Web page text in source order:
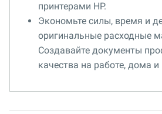
принтерами HP.
Экономьте силы, время и
оригинальные расходные
Создавайте документы
качества на работе, дома и